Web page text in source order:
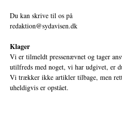
Du kan skrive til os på
redaktion@sydavisen.dk
Klager
Vi er tilmeldt pressenævnet og tager
utilfreds med noget, vi har udgivet, er
Vi trækker ikke artikler tilbage, men
uheldigvis er opstået.